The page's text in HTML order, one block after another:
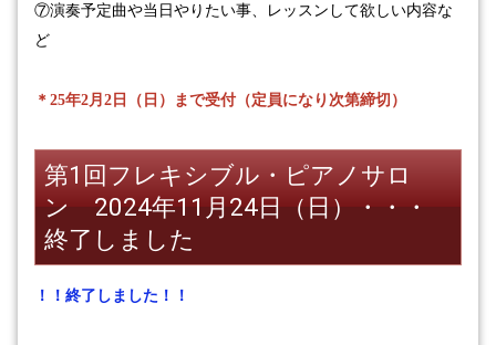
⑦演奏予定曲や当日やりたい事、レッスンして欲しい内容な
ど
＊ 25年2月2日（日） まで受付（定員になり次第締切）
第1回フレキシブル・ピアノサロ
ン 2024年11月24日（日）・・・
終了しました
！！終了しました！！